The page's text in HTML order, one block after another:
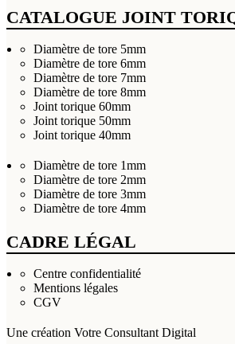
CATALOGUE JOINT
Diamètre de tore 5mm
Diamètre de tore 6mm
Diamètre de tore 7mm
Diamètre de tore 8mm
Joint torique 60mm
Joint torique 50mm
Joint torique 40mm
Diamètre de tore 1mm
Diamètre de tore 2mm
Diamètre de tore 3mm
Diamètre de tore 4mm
CADRE LÉGAL
Centre confidentialité
Mentions légales
CGV
Une création Votre Consultant Digital